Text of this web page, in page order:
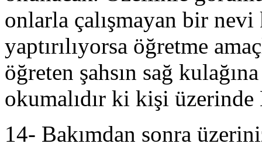
onlarla çalışmayan bir
yaptırılıyorsa öğretme
öğreten şahsın sağ
okumalıdır ki kişi
14- Bakımdan sonra